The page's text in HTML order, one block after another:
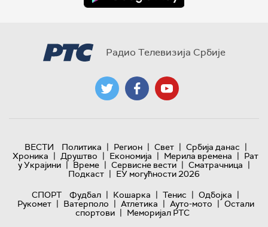
Радио Телевизија Србије
ВЕСТИ Политика | Регион | Свет | Србија данас |
Хроника | Друштво | Економија | Мерила времена | Рат
у Украјини | Време | Сервисне вести | Сматрачница |
Подкаст | ЕУ могућности 2026
СПОРТ
Фудбал | Кошарка | Тенис | Одбојка |
Рукомет | Ватерполо | Атлетика | Ауто-мото | Остали
спортови | Меморијал РТС